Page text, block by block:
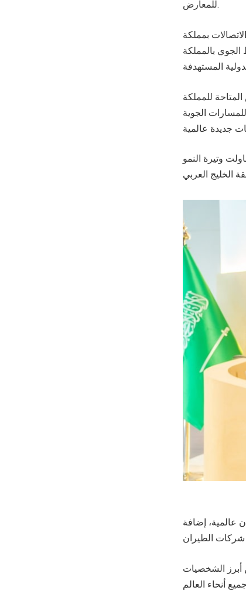
للمعارض.
بمملكة
بالمملكة
للمملكة
للمسارات الجوية
تناولت وتيرة النمو
حيث سيشارك 80 من أكبر 100 شركة طيران عالمية، إضافة
الذي يُعد من أكبر فعاليات صناعة الطيران المتخصصة، أكثر من 2,300 من أبرز الشخصيات